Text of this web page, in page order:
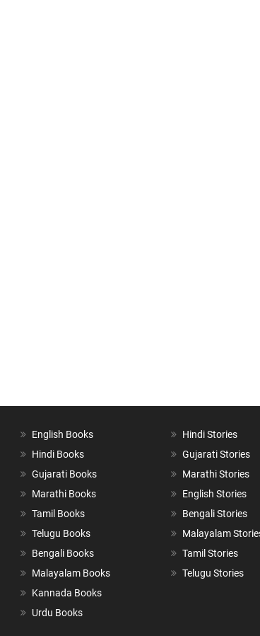
English Books
Hindi Books
Gujarati Books
Marathi Books
Tamil Books
Telugu Books
Bengali Books
Malayalam Books
Kannada Books
Urdu Books
Hindi Stories
Gujarati Stories
Marathi Stories
English Stories
Bengali Stories
Malayalam
Tamil Stories
Telugu Stories